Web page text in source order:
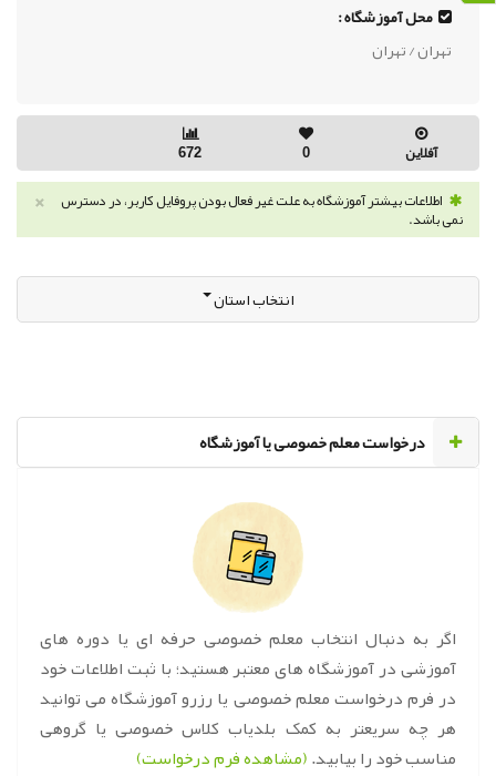
محل آموزشگاه :
تهران / تهران
آفلاین 0
672
× اطلاعات بیشتر آموزشگاه به علت غیر فعال بودن پروفایل کاربر، در دسترس
نمی باشد.
انتخاب استان
‌درخواست معلم خصوصی یا آموزشگاه
اگر به دنبال انتخاب معلم خصوصی حرفه ای یا دوره های
آموزشی در آموزشگاه های معتبر هستید؛ با ثبت اطلاعات خود
در فرم درخواست معلم خصوصی یا رزرو آموزشگاه می توانید
هر چه سریعتر به کمک بلدیاب کلاس خصوصی یا گروهی
مناسب خود را بیابید.(مشاهده فرم درخواست)